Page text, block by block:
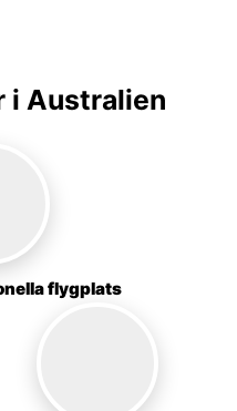
i Australien
flygplats